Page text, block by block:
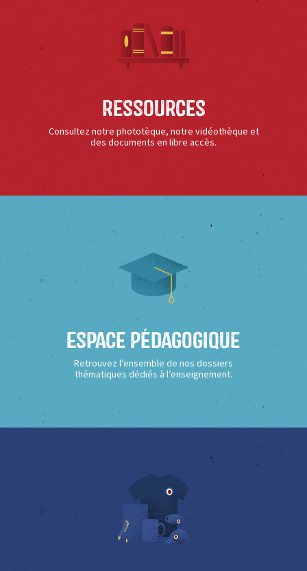
Ressources
Consultez notre phototèque, notre vidéothèque et
des documents en libre accès.
Espace Pédagogique
Retrouvez l’ensemble de nos dossiers
thématiques dédiés à l’enseignement.